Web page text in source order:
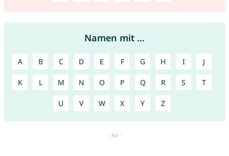
Namen mit ...
A B C D E F G H I J
K L M N O P Q R S T
U V W X Y Z